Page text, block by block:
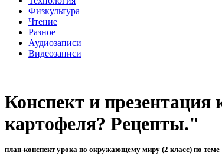
Физкультура
Чтение
Разное
Аудиозаписи
Видеозаписи
Конспект и
картофеля? Рецепты."
план-конспект урока по окружающему миру (2 класс) по теме